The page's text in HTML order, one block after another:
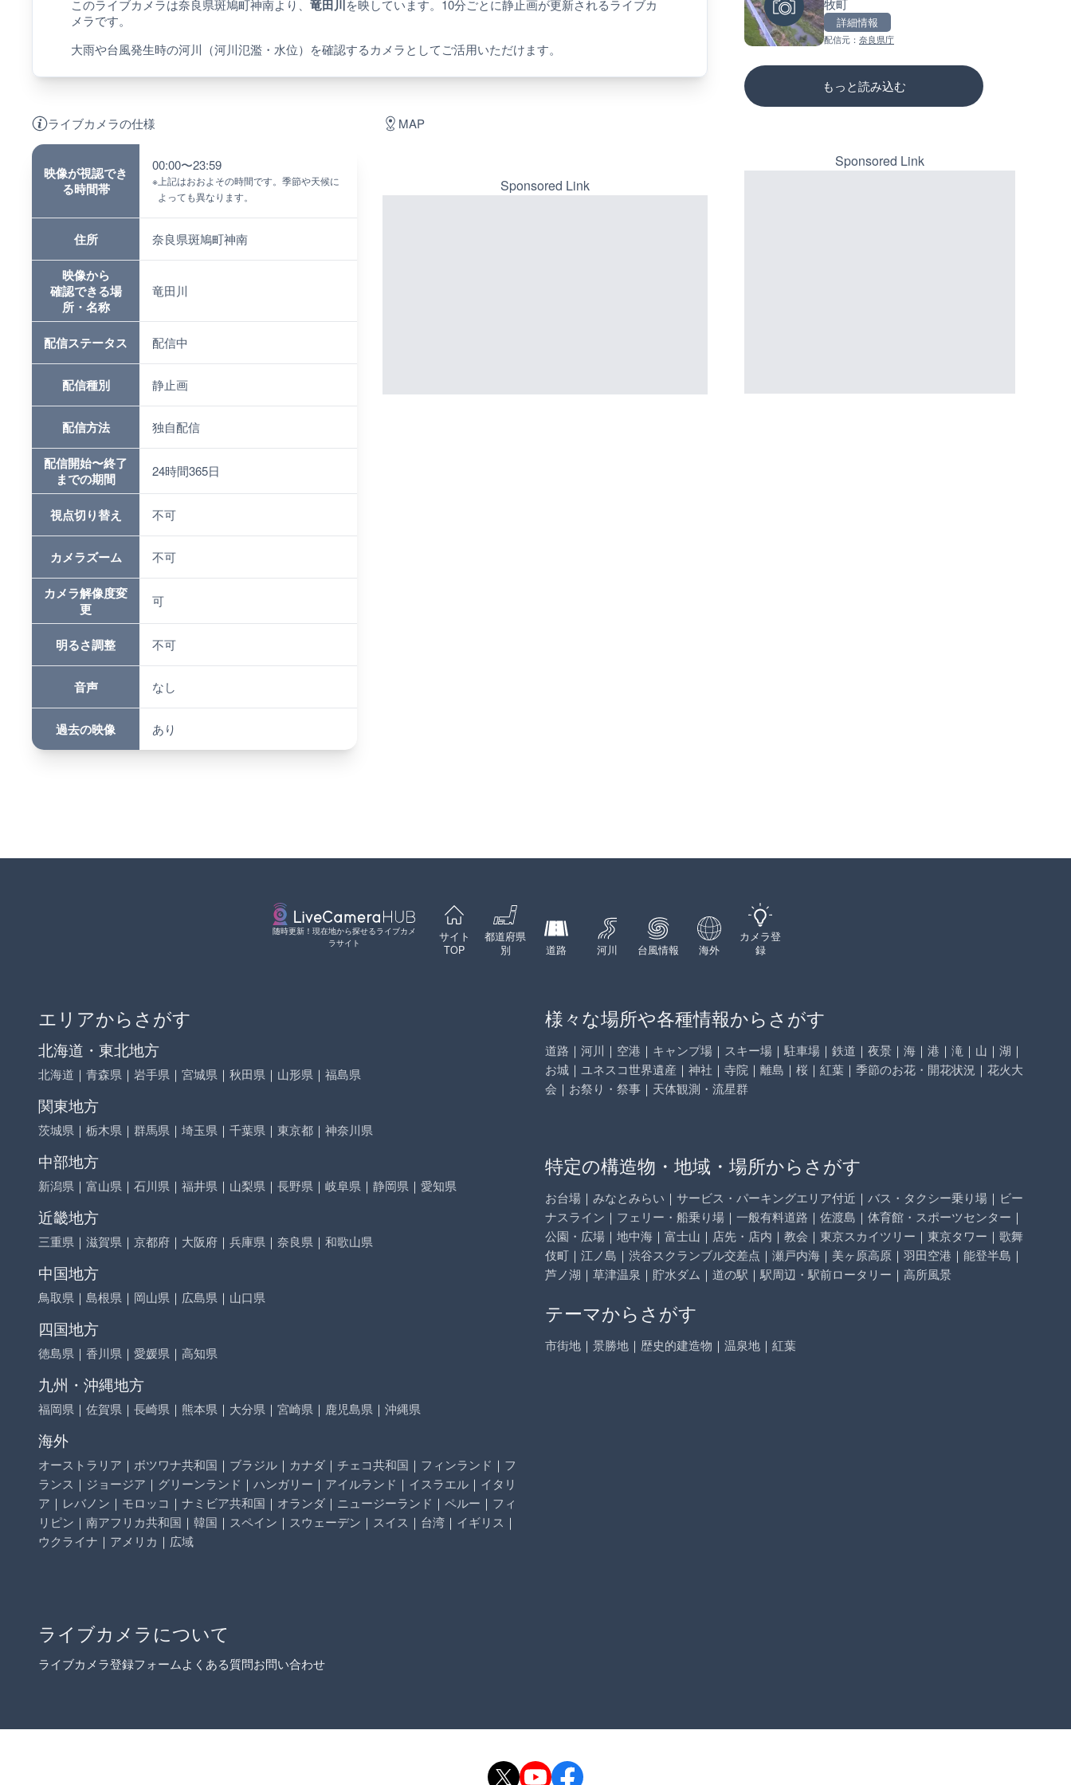
このライブカメラは奈良県斑鳩町神南より、 竜田川を映しています。10分ごとに静止画が更新されるライブカ
メラです。
大雨や台風発生時の河川（河川氾濫・水位）を確認するカメラとしてご活用いただけます。
ライブカメラの仕様
映像が視認でき
る時間帯
00:00〜23:59
※ 上記はおおよその時間です。季節や天候に
よっても異なります。
住所 奈良県斑鳩町神南
映像から
確認できる場
所・名称
竜田川
配信ステータス 配信中
配信種別 静止画
配信方法 独自配信
配信開始〜終了
までの期間
24時間365日
視点切り替え 不可
カメラズーム 不可
カメラ解像度変
更
可
明るさ調整 不可
音声 なし
過去の映像 あり
MAP
Sponsored Link
牧町
詳細情報
配信元： 奈良県庁
もっと読み込む
Sponsored Link
随時更新！現在地から探せるライブカメ
ラサイト
サイト
TOP
都道府県
別
道路 河川 台風情報 海外
カメラ登
録
エリアからさがす
北海道・東北地方
北海道 ｜ 青森県 ｜ 岩手県 ｜ 宮城県 ｜ 秋田県 ｜ 山形県 ｜ 福島県
関東地方
茨城県 ｜ 栃木県 ｜ 群馬県 ｜ 埼玉県 ｜ 千葉県 ｜ 東京都 ｜ 神奈川県
中部地方
新潟県 ｜ 富山県 ｜ 石川県 ｜ 福井県 ｜ 山梨県 ｜ 長野県 ｜ 岐阜県 ｜ 静岡県 ｜ 愛知県
近畿地方
三重県 ｜ 滋賀県 ｜ 京都府 ｜ 大阪府 ｜ 兵庫県 ｜ 奈良県 ｜ 和歌山県
中国地方
鳥取県 ｜ 島根県 ｜ 岡山県 ｜ 広島県 ｜ 山口県
四国地方
徳島県 ｜ 香川県 ｜ 愛媛県 ｜ 高知県
九州・沖縄地方
福岡県 ｜ 佐賀県 ｜ 長崎県 ｜ 熊本県 ｜ 大分県 ｜ 宮崎県 ｜ 鹿児島県 ｜ 沖縄県
海外
オーストラリア ｜ ボツワナ共和国 ｜ ブラジル ｜ カナダ ｜ チェコ共和国 ｜ フィンランド ｜ フ
ランス ｜ ジョージア ｜ グリーンランド ｜ ハンガリー ｜ アイルランド ｜ イスラエル ｜ イタリ
ア ｜ レバノン ｜ モロッコ ｜ ナミビア共和国 ｜ オランダ ｜ ニュージーランド ｜ ペルー ｜ フィ
リピン ｜ 南アフリカ共和国 ｜ 韓国 ｜ スペイン ｜ スウェーデン ｜ スイス ｜ 台湾 ｜ イギリス ｜
ウクライナ ｜ アメリカ ｜ 広域
様々な場所や各種情報からさがす
道路 ｜ 河川 ｜ 空港 ｜ キャンプ場 ｜ スキー場 ｜ 駐車場 ｜ 鉄道 ｜ 夜景 ｜ 海 ｜ 港 ｜ 滝 ｜ 山 ｜ 湖 ｜
お城 ｜ ユネスコ世界遺産 ｜ 神社 ｜ 寺院 ｜ 離島 ｜ 桜 ｜ 紅葉 ｜ 季節のお花・開花状況 ｜ 花火大
会 ｜ お祭り・祭事 ｜ 天体観測・流星群
特定の構造物・地域・場所からさがす
お台場 ｜ みなとみらい ｜ サービス・パーキングエリア付近 ｜ バス・タクシー乗り場 ｜ ビー
ナスライン ｜ フェリー・船乗り場 ｜ 一般有料道路 ｜ 佐渡島 ｜ 体育館・スポーツセンター ｜
公園・広場 ｜ 地中海 ｜ 富士山 ｜ 店先・店内 ｜ 教会 ｜ 東京スカイツリー ｜ 東京タワー ｜ 歌舞
伎町 ｜ 江ノ島 ｜ 渋谷スクランブル交差点 ｜ 瀬戸内海 ｜ 美ヶ原高原 ｜ 羽田空港 ｜ 能登半島 ｜
芦ノ湖 ｜ 草津温泉 ｜ 貯水ダム ｜ 道の駅 ｜ 駅周辺・駅前ロータリー ｜ 高所風景
テーマからさがす
市街地 ｜ 景勝地 ｜ 歴史的建造物 ｜ 温泉地 ｜ 紅葉
ライブカメラについて
ライブカメラ登録フォームよくある質問お問い合わせ